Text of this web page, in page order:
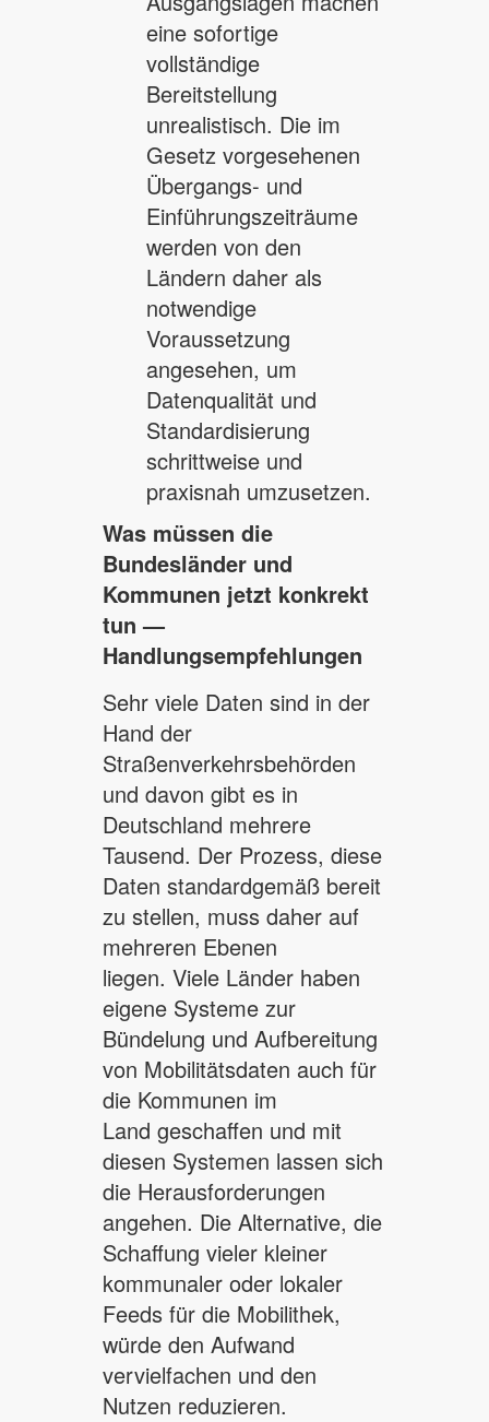
eine sofortige
vollständige
Bereitstellung
unrealistisch. Die im
Gesetz vorgesehenen
Übergangs- und
Einführungszeiträume
werden von den
Ländern daher als
notwendige
Voraussetzung
angesehen, um
Datenqualität und
Standardisierung
schrittweise und
praxisnah umzusetzen.
Was müssen die
Bundesländer und
Kommunen jetzt konkrekt
tun —
Handlungsempfehlungen
Sehr viele Daten sind in der
Hand der
Straßenverkehrsbehörden
und davon gibt es in
Deutschland mehrere
Tausend. Der Prozess, diese
Daten standardgemäß bereit
zu stellen, muss daher auf
mehreren Ebenen
liegen. Viele Länder haben
eigene Systeme zur
Bündelung und Aufbereitung
von Mobilitätsdaten auch für
die Kommunen im
Land geschaffen und mit
diesen Systemen lassen sich
die Herausforderungen
angehen. Die Alternative, die
Schaffung vieler kleiner
kommunaler oder lokaler
Feeds für die Mobilithek,
würde den Aufwand
vervielfachen und den
Nutzen reduzieren.